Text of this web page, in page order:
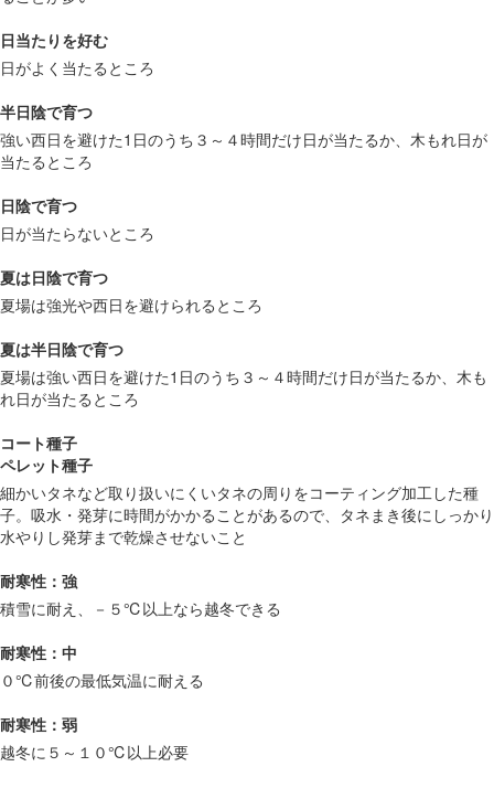
日当たりを好む
日がよく当たるところ
半日陰で育つ
強い西日を避けた1日のうち３～４時間だけ日が当たるか、木もれ日が
当たるところ
日陰で育つ
日が当たらないところ
夏は日陰で育つ
夏場は強光や西日を避けられるところ
夏は半日陰で育つ
夏場は強い西日を避けた1日のうち３～４時間だけ日が当たるか、木も
れ日が当たるところ
コート種子
ペレット種子
細かいタネなど取り扱いにくいタネの周りをコーティング加工した種
子。吸水・発芽に時間がかかることがあるので、タネまき後にしっかり
水やりし発芽まで乾燥させないこと
耐寒性：強
積雪に耐え、－５℃以上なら越冬できる
耐寒性：中
０℃前後の最低気温に耐える
耐寒性：弱
越冬に５～１０℃以上必要